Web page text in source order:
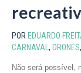
POR EDUARDO
CARNAVAL, DRONES,
Não será possível,